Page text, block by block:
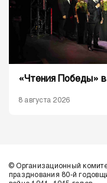
«Чтения Победы»
8 августа 2026
© Организационный
празднования 80-й